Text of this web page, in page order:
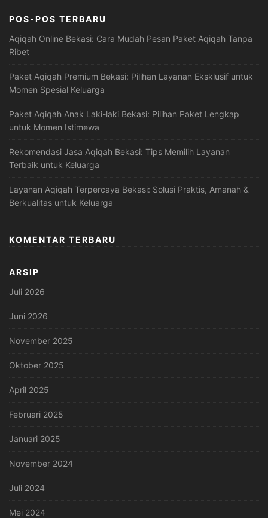
POS-POS TERBARU
Aqiqah Online Bekasi: Cara Mudah Pesan Paket Aqiqah Tanpa
Ribet
Paket Aqiqah Premium Bekasi: Pilihan Layanan Eksklusif untuk
Momen Spesial Keluarga
Paket Aqiqah Anak Laki-laki Bekasi: Pilihan Paket Lengkap
untuk Momen Istimewa
Rekomendasi Jasa Aqiqah Bekasi: Tips Memilih Layanan
Terbaik untuk Keluarga
Layanan Aqiqah Terpercaya Bekasi: Solusi Praktis, Amanah &
Berkualitas untuk Keluarga
KOMENTAR TERBARU
ARSIP
Juli 2026
Juni 2026
November 2025
Oktober 2025
April 2025
Februari 2025
Januari 2025
November 2024
Juli 2024
Mei 2024